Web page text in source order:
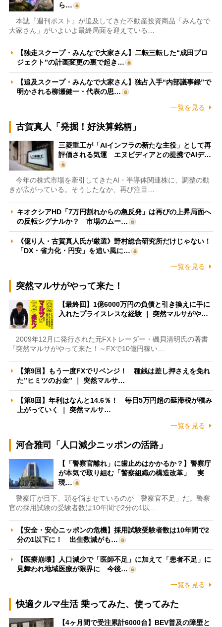
ら…
本誌『週刊ポスト』が追及してきた不動産投資商品「みんなで
大家さん」がいよいよ最終局面を迎えている…
【独走スクープ・みんなで大家さん】二転三転した“成田プロ
ジェクト”の計画変更の裏で起き…
【追及スクープ・みんなで大家さん】独占入手“内部議事録”で
明かされる柳瀬健一・代表の思…
一覧を見る
古賀真人「発掘！好決算銘柄」
三菱重工が「AIインフラの新たな主役」として再
評価される気運 エヌビディアとの提携でAIデ…
今年の株式市場を牽引してきたAI・半導体関連株に、調整の動
きが広がっている。そうしたなか、再び注目…
キオクシアHD「7万円割れからの急反発」は再びの上昇局面へ
の反転シグナルか？ 市場のムー…
《億り人・古賀真人氏が厳選》野村総合研究所だけじゃない！
「DX・省力化・円安」を追い風に…
一覧を見る
突然マルサがやって来た！
【最終回】1億6000万円の負債と引き換えに手に
入れたプライスレスな経験 ｜ 突然マルサがや…
2009年12月に発行された元FXトレーダー・磯貝清明氏の著書
『突然マルサがやって来た！～FXで10億円稼い…
【第9回】もう一度FXでリベンジ！ 種銭は差し押さえを免れ
た”ヒミツのお金” ｜ 突然マルサ…
【第8回】年利はなんと14.6％！ 毎日5万円超の延滞税が積み
上がっていく ｜ 突然マルサ…
一覧を見る
河合雅司「人口減少ニッポンの活路」
【「警察官離れ」に歯止めはかかるか？】警察庁
が本気で取り組む「警察組織の構造改革」 実
現…
警察庁が目下、頭を悩ませているのが「警察官不足」だ。警察
官の採用試験の受験者数は10年間で2分の1以…
【安全・安心ニッポンの危機】採用試験受験者数は10年間で2
分の1以下に！ 出生数減がも…
【医療崩壊】人口減少で「医師不足」に加えて「患者不足」に
見舞われ地域医療が限界に 今後…
一覧を見る
快適クルマ生活 乗ってみた、使ってみた
【4ヶ月間で受注累計6000台】BEV普及の障壁と